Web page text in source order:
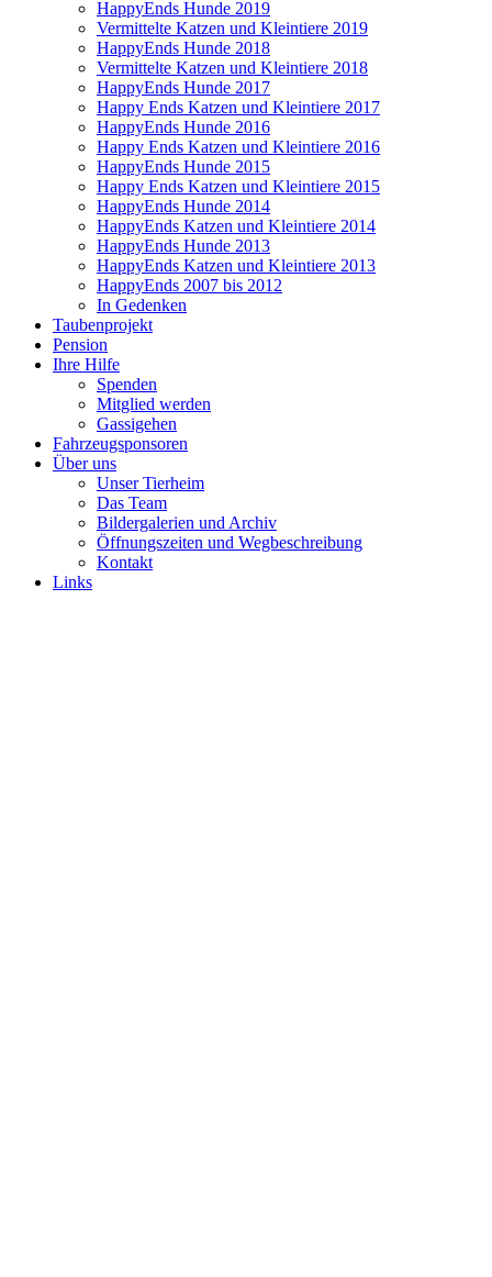
HappyEnds Hunde 2019
Vermittelte Katzen und Kleintiere 2019
HappyEnds Hunde 2018
Vermittelte Katzen und Kleintiere 2018
HappyEnds Hunde 2017
Happy Ends Katzen und Kleintiere 2017
HappyEnds Hunde 2016
Happy Ends Katzen und Kleintiere 2016
HappyEnds Hunde 2015
Happy Ends Katzen und Kleintiere 2015
HappyEnds Hunde 2014
HappyEnds Katzen und Kleintiere 2014
HappyEnds Hunde 2013
HappyEnds Katzen und Kleintiere 2013
HappyEnds 2007 bis 2012
In Gedenken
Taubenprojekt
Pension
Ihre Hilfe
Spenden
Mitglied werden
Gassigehen
Fahrzeugsponsoren
Über uns
Unser Tierheim
Das Team
Bildergalerien und Archiv
Öffnungszeiten und Wegbeschreibung
Kontakt
Links